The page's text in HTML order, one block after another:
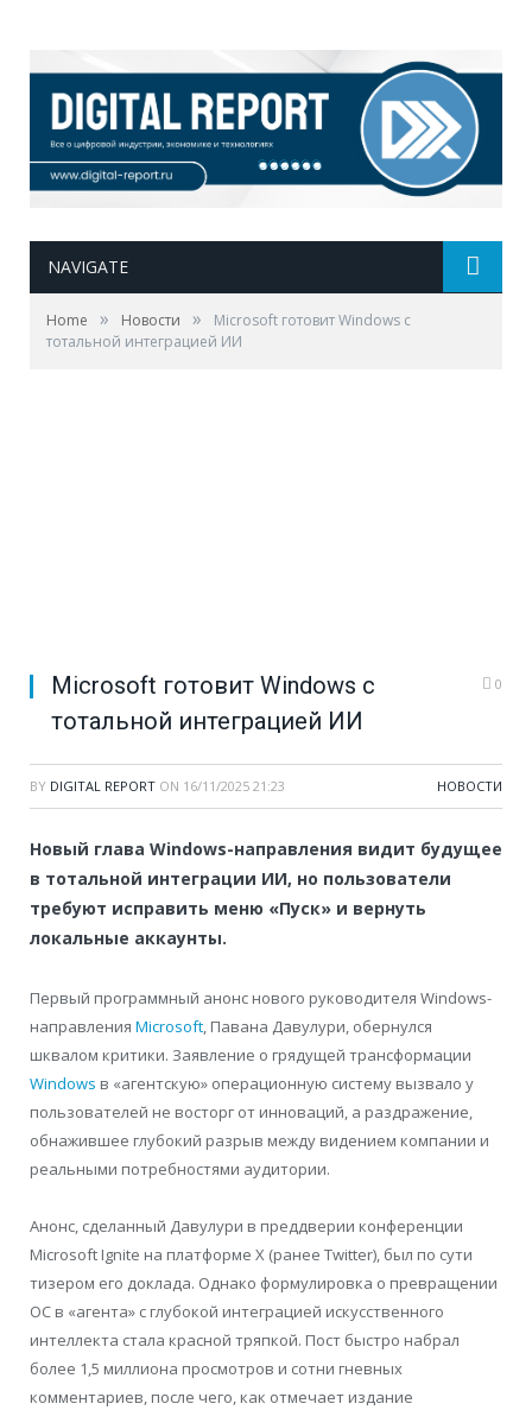
NAVIGATE
Home » Новости »
Microsoft готовит Windows с
тотальной интеграцией ИИ
Microsoft готовит Windows с
тотальной интеграцией ИИ
0
BY DIGITAL REPORT ON 16/11/2025 21:23 НОВОСТИ
Новый глава Windows-направления видит будущее
в тотальной интеграции ИИ, но пользователи
требуют исправить меню «Пуск» и вернуть
локальные аккаунты.
Первый программный анонс нового руководителя Windows-
направления Microsoft, Павана Давулури, обернулся
шквалом критики. Заявление о грядущей трансформации
Windows в «агентскую» операционную систему вызвало у
пользователей не восторг от инноваций, а раздражение,
обнажившее глубокий разрыв между видением компании и
реальными потребностями аудитории.
Анонс, сделанный Давулури в преддверии конференции
Microsoft Ignite на платформе X (ранее Twitter), был по сути
тизером его доклада. Однако формулировка о превращении
ОС в «агента» с глубокой интеграцией искусственного
интеллекта стала красной тряпкой. Пост быстро набрал
более 1,5 миллиона просмотров и сотни гневных
комментариев, после чего, как отмечает издание